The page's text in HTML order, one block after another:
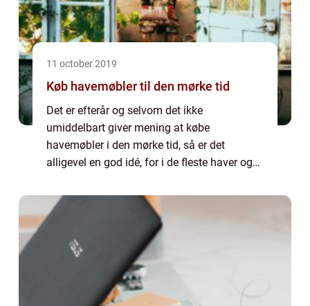
11 october 2019
Køb havemøbler til den mørke tid
Det er efterår og selvom det ikke
umiddelbart giver mening at købe
havemøbler i den mørke tid, så er det
alligevel en god idé, for i de fleste haver og
efte...